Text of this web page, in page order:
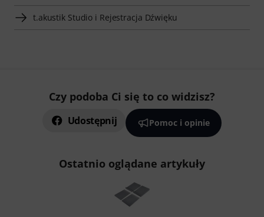
t.akustik Studio i Rejestracja Dźwięku
Czy podoba Ci się to co widzisz?
Udostępnij Pomoc i opinie
Ostatnio oglądane artykuły